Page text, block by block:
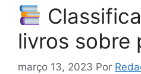
livros sobre
março 13, 2023 Por